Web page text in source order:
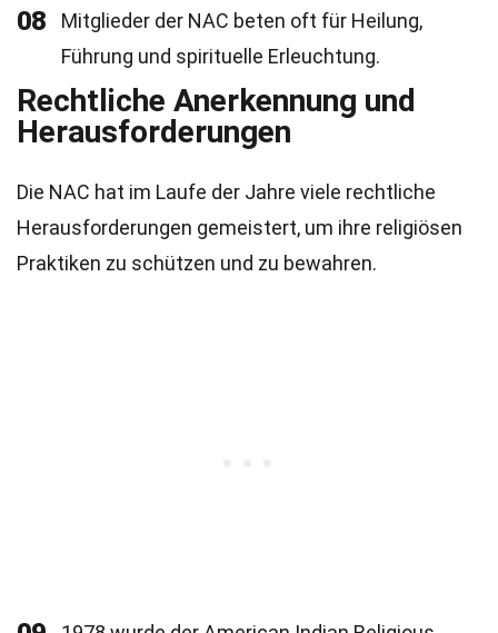
08
Mitglieder der NAC beten oft für Heilung,
Führung und spirituelle Erleuchtung.
Rechtliche Anerkennung und
Herausforderungen
Die NAC hat im Laufe der Jahre viele rechtliche
Herausforderungen gemeistert, um ihre religiösen
Praktiken zu schützen und zu bewahren.